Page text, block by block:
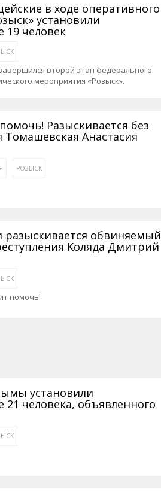
в ходе оперативного
установили
19 человек
второй этап федерального
мероприятия «Розыск».
Разыскивается без
Анастасия
РОЗЫСК
обвиняемый
Коляда Дмитрий
помочь!
установили
21 человека, объявленного